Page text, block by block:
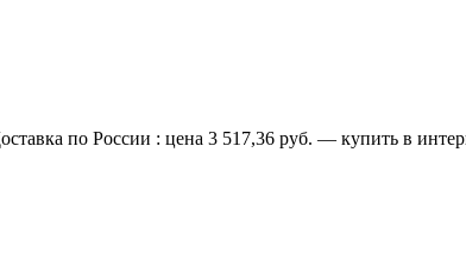
по России : цена 3 517,36 руб. — купить в